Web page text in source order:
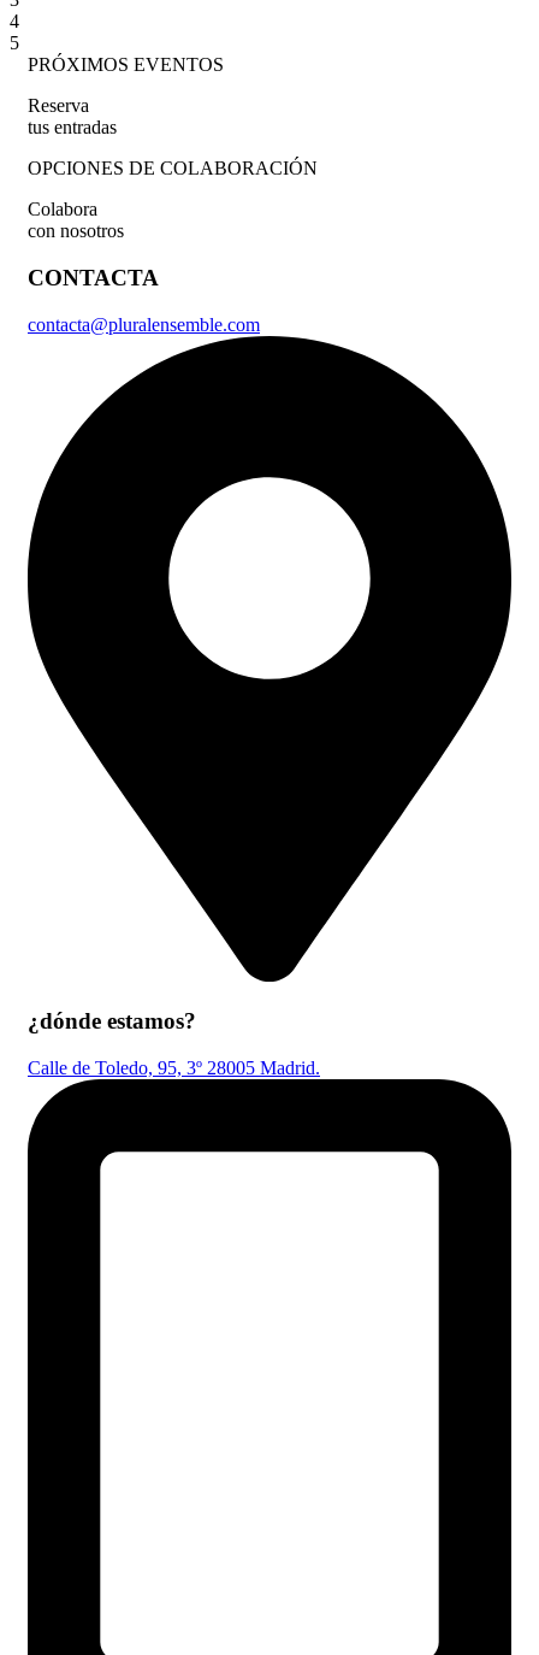
4
5
PRÓXIMOS EVENTOS
Reserva
tus entradas
OPCIONES DE COLABORACIÓN
Colabora
con nosotros
CONTACTA
contacta@pluralensemble.com
¿dónde estamos?
Calle de Toledo, 95, 3º 28005 Madrid.